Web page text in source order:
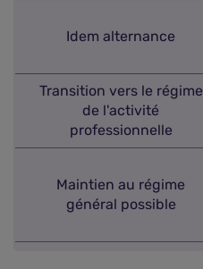
Idem alternance
Transition vers le régime
de l'activité
professionnelle
Maintien au régime
général possible